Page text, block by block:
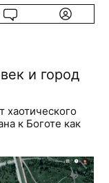
и город
хаотического
к Боготе как